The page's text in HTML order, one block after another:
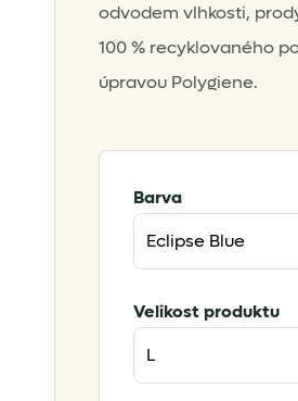
odvodem vlhkosti,
100 % recyklovaného
úpravou Polygiene.
Barva
Velikost produktu